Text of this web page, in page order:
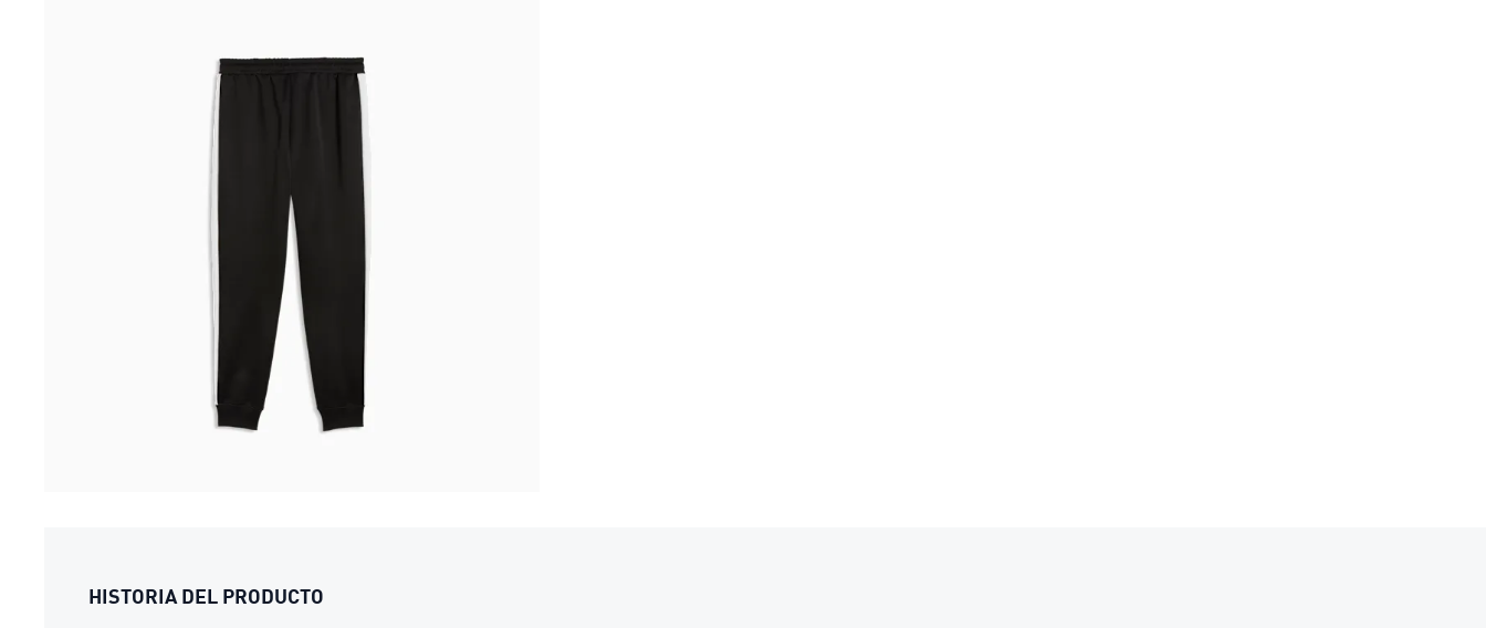
HISTORIA DEL PRODUCTO